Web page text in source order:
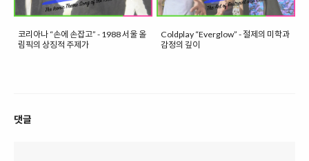
코리아나 “손에 손잡고” - 1988 서울 올
림픽의 상징적 주제가
Coldplay “Everglow” - 절제의 미학과
감정의 깊이
댓글